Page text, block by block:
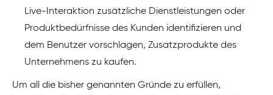
Live-Interaktion zusätzliche Dienstleistungen oder
Produktbedürfnisse des Kunden identifizieren und
dem Benutzer vorschlagen, Zusatzprodukte des
Unternehmens zu kaufen.
Um all die bisher genannten Gründe zu erfüllen,